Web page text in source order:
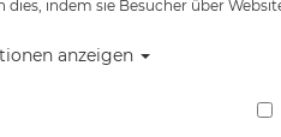
dies, indem sie Besucher über
anzeigen